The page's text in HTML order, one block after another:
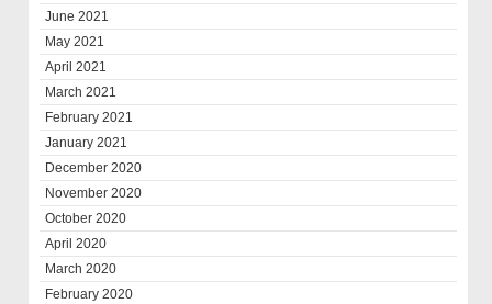
June 2021
May 2021
April 2021
March 2021
February 2021
January 2021
December 2020
November 2020
October 2020
April 2020
March 2020
February 2020